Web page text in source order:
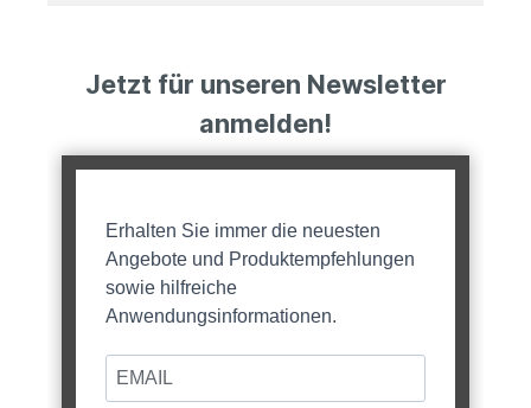
Jetzt für unseren Newsletter
anmelden!
Erhalten Sie immer die neuesten
Angebote und Produktempfehlungen
sowie hilfreiche
Anwendungsinformationen.